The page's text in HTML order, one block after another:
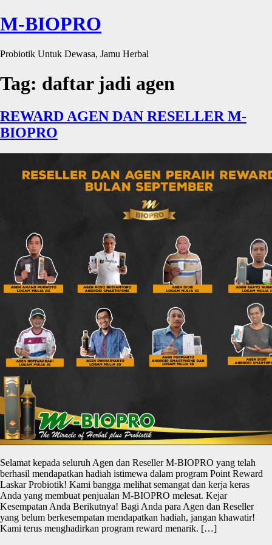
M-BIOPRO
Probiotik Untuk Dewasa, Jamu Herbal
Tag: daftar jadi agen
REWARD AGEN DAN RESELLER M-
BIOPRO
Selamat kepada seluruh Agen dan Reseller M-BIOPRO yang telah
berhasil mendapatkan hadiah istimewa dalam program Point Reward
Laskar Probiotik! Kami bangga melihat semangat dan kerja keras
Anda yang membuat penjualan M-BIOPRO melesat. Kejar
Kesempatan Anda Berikutnya! Bagi Anda para Agen dan Reseller
yang belum berkesempatan mendapatkan hadiah, jangan khawatir!
Kami terus menghadirkan program reward menarik. […]